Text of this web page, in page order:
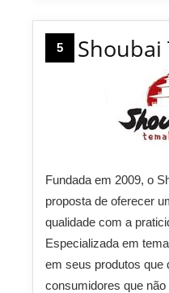
5 Shoubai
Fundada em 2009, o
proposta de oferecer
qualidade com a
Especializada em
em seus produtos que
consumidores que